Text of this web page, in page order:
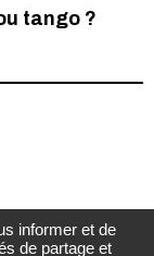
tango ?
informer et de
de partage et